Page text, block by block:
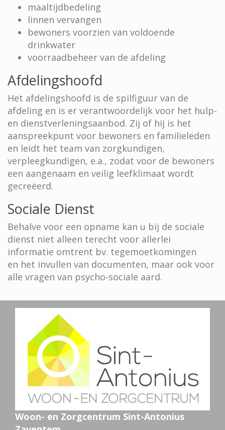
maaltijdbedeling
linnen vervangen
bewoners voorzien van voldoende
drinkwater
voorraadbeheer van de afdeling
Afdelingshoofd
Het afdelingshoofd is de spilfiguur van de
afdeling en is er verantwoordelijk voor het hulp-
en dienstverleningsaanbod. Zij of hij is het
aanspreekpunt voor bewoners en familieleden
en leidt het team van zorgkundigen,
verpleegkundigen, e.a., zodat voor de bewoners
een aangenaam en veilig leefklimaat wordt
gecreëerd.
Sociale Dienst
Behalve voor een opname kan u bij de sociale
dienst niet alleen terecht voor allerlei
informatie omtrent bv. tegemoetkomingen
en het invullen van documenten, maar ook voor
alle vragen van psycho-sociale aard.
Woon- en Zorgcentrum Sint-Antonius